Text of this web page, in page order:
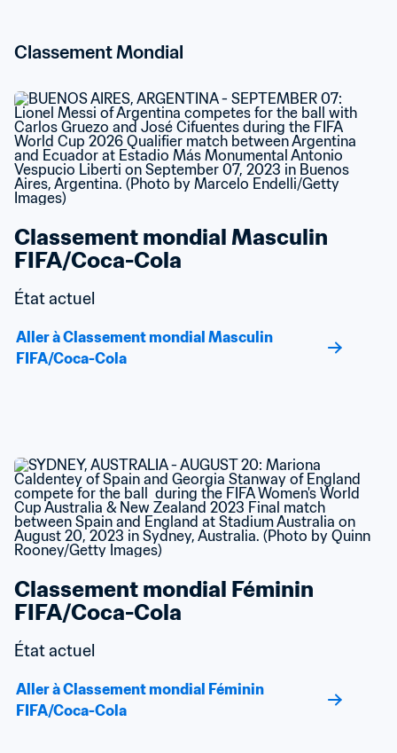
Classement Mondial
Classement mondial Masculin
FIFA/Coca-Cola
État actuel
Aller à Classement mondial Masculin
FIFA/Coca-Cola
Classement mondial Féminin
FIFA/Coca-Cola
État actuel
Aller à Classement mondial Féminin
FIFA/Coca-Cola